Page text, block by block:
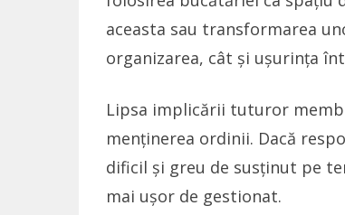
aceasta sau transformarea
organizarea, cât și ușurința
Lipsa implicării tuturor
menținerea ordinii. Dacă
dificil și greu de susținut pe
mai ușor de gestionat.